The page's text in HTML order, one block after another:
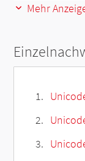
Mehr